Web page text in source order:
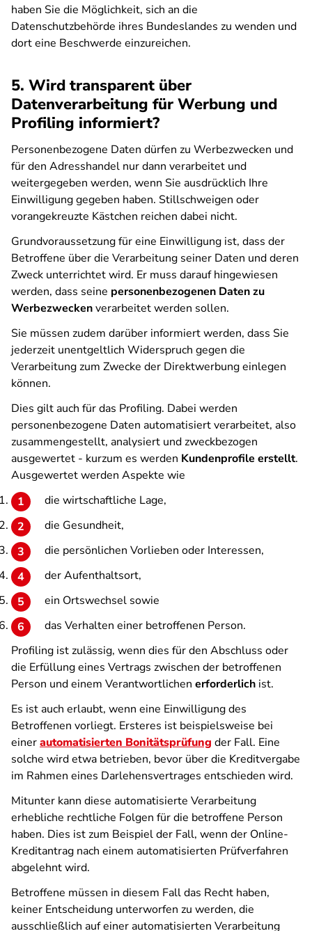
haben Sie die Möglichkeit, sich an die
Datenschutzbehörde ihres Bundeslandes zu wenden und
dort eine Beschwerde einzureichen.
5. Wird transparent über
Datenverarbeitung für Werbung und
Profiling informiert?
Personenbezogene Daten dürfen zu Werbezwecken und
für den Adresshandel nur dann verarbeitet und
weitergegeben werden, wenn Sie ausdrücklich Ihre
Einwilligung gegeben haben. Stillschweigen oder
vorangekreuzte Kästchen reichen dabei nicht.
Grundvoraussetzung für eine Einwilligung ist, dass der
Betroffene über die Verarbeitung seiner Daten und deren
Zweck unterrichtet wird. Er muss darauf hingewiesen
werden, dass seine personenbezogenen Daten zu
Werbezweckenverarbeitet werden sollen.
Sie müssen zudem darüber informiert werden, dass Sie
jederzeit unentgeltlich Widerspruch gegen die
Verarbeitung zum Zwecke der Direktwerbung einlegen
können.
Dies gilt auch für das Profiling. Dabei werden
personenbezogene Daten automatisiert verarbeitet, also
zusammengestellt, analysiert und zweckbezogen
ausgewertet - kurzum es werden Kundenprofile erstellt.
Ausgewertet werden Aspekte wie
die wirtschaftliche Lage,
die Gesundheit,
die persönlichen Vorlieben oder Interessen,
der Aufenthaltsort,
ein Ortswechsel sowie
das Verhalten einer betroffenen Person.
Profiling ist zulässig, wenn dies für den Abschluss oder
die Erfüllung eines Vertrags zwischen der betroffenen
Person und einem Verantwortlichen erforderlich ist.
Es ist auch erlaubt, wenn eine Einwilligung des
Betroffenen vorliegt. Ersteres ist beispielsweise bei
einerautomatisierten Bonitätsprüfung der Fall. Eine
solche wird etwa betrieben, bevor über die Kreditvergabe
im Rahmen eines Darlehensvertrages entschieden wird.
Mitunter kann diese automatisierte Verarbeitung
erhebliche rechtliche Folgen für die betroffene Person
haben. Dies ist zum Beispiel der Fall, wenn der Online-
Kreditantrag nach einem automatisierten Prüfverfahren
abgelehnt wird.
Betroffene müssen in diesem Fall das Recht haben,
keiner Entscheidung unterworfen zu werden, die
ausschließlich auf einer automatisierten Verarbeitung